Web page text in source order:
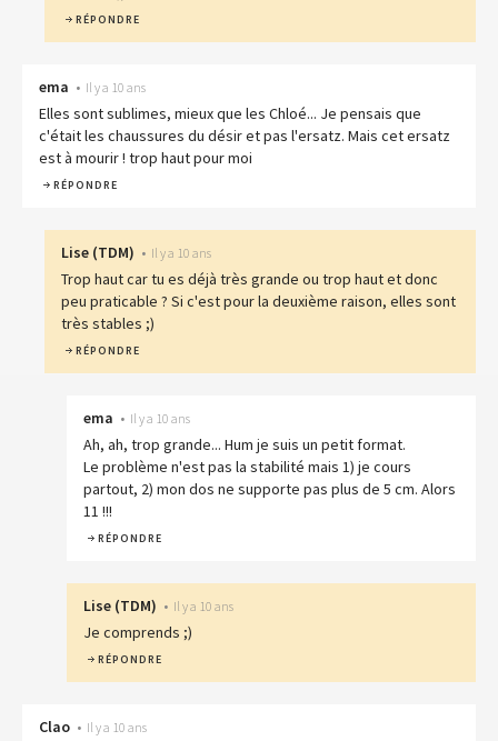
RÉPONDRE
ema • Il y a 10 ans
Elles sont sublimes, mieux que les Chloé... Je pensais que
c'était les chaussures du désir et pas l'ersatz. Mais cet ersatz
est à mourir ! trop haut pour moi
RÉPONDRE
Lise (TDM) • Il y a 10 ans
Trop haut car tu es déjà très grande ou trop haut et donc
peu praticable ? Si c'est pour la deuxième raison, elles sont
très stables ;)
RÉPONDRE
ema • Il y a 10 ans
Ah, ah, trop grande... Hum je suis un petit format.
Le problème n'est pas la stabilité mais 1) je cours
partout, 2) mon dos ne supporte pas plus de 5 cm. Alors
11 !!!
RÉPONDRE
Lise (TDM) • Il y a 10 ans
Je comprends ;)
RÉPONDRE
Clao • Il y a 10 ans